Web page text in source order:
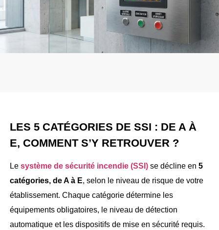
LES 5 CATÉGORIES DE SSI : DE A À
E, COMMENT S’Y RETROUVER ?
Le système de sécurité incendie (SSI) se décline en 5
catégories, de A à E, selon le niveau de risque de votre
établissement. Chaque catégorie détermine les
équipements obligatoires, le niveau de détection
automatique et les dispositifs de mise en sécurité requis.